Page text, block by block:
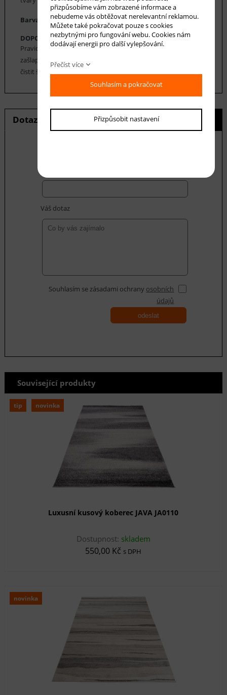
Barva koberce: šedá, smetanová
DOPORUČENÁ ÚDRŽBA:
Pravidelné vysávání nečistot z koberce, aby se zabránilo jejich
zašlapání do koberce. Cca jednou za 12-18 měsíců je možné
čistit šamponováním nebo parním čištěním.
Dotaz na produkt Hlídání ceny
Váš dotaz
Souhlasím se zásadami ochrany osobních
údajů
odeslat
Související produkty
tip novinka
Luxusní kusový koberec JAVA JA0110
Dostupnost: skladem
550,00 Kč s DPH
novinka
přizpůsobíme vám zobrazené informace a
nebudeme vás obtěžovat nerelevantní reklamou.
Můžete také pokračovat pouze s cookies
nezbytnými pro fungování webu. Cookies nám
dodávají energii pro další vylepšování.
Přečíst více
Souhlasím a pokračovat
Přizpůsobit nastavení